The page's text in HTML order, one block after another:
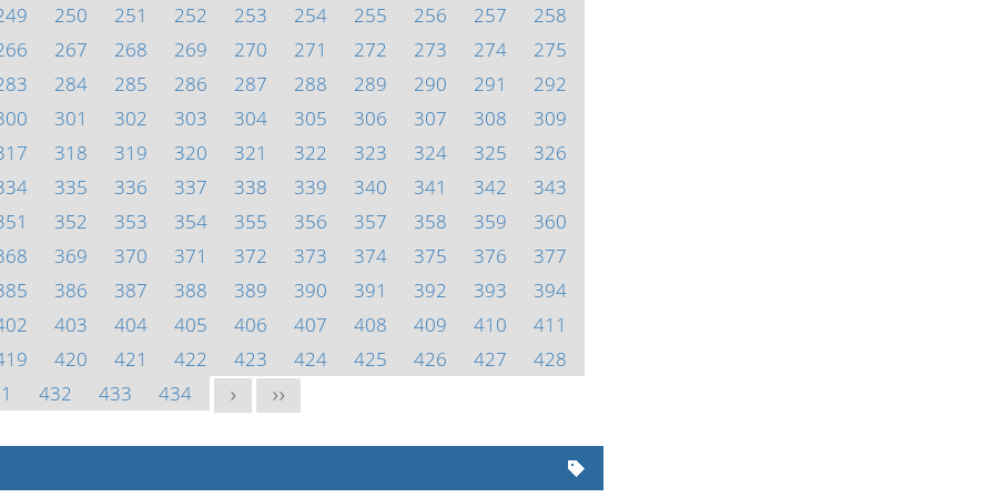
250 251 252 253 254 255 256 257
258
267 268 269 270 271 272 273 274
275
284 285 286 287 288 289 290 291
292
301 302 303 304 305 306 307 308
309
318 319 320 321 322 323 324 325
326
335 336 337 338 339 340 341 342
343
352 353 354 355 356 357 358 359
360
369 370 371 372 373 374 375 376
377
386 387 388 389 390 391 392 393
394
403 404 405 406 407 408 409 410
411
420 421 422 423 424 425 426 427
428
432 433 434 > >>